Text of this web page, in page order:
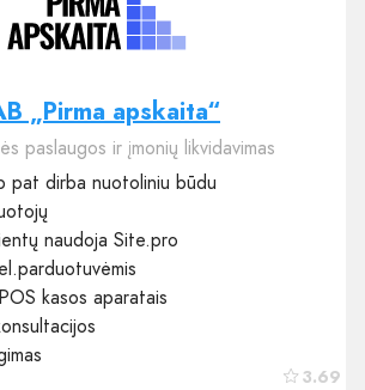
3.69
„Pirma apskaita“
paslaugos ir įmonių likvidavimas
pat dirba nuotoliniu būdu
naudoja Site.pro
kasos aparatais